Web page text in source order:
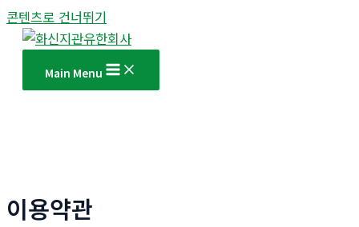
콘텐츠로 건너뛰기
Main Menu
이용약관